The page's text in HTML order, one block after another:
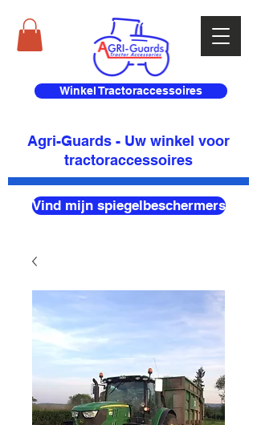
Winkel Tractoraccessoires
Agri-Guards - Uw winkel voor
tractoraccessoires
Vind mijn spiegelbeschermers